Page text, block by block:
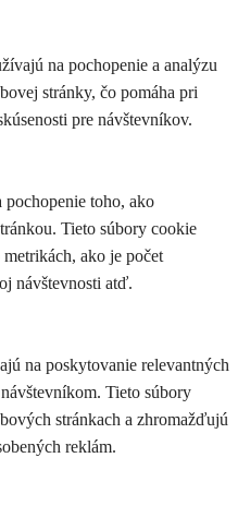
na pochopenie a analýzu
stránky, čo pomáha pri
pre návštevníkov.
toho, ako
Tieto súbory cookie
ako je počet
návštevnosti atď.
na poskytovanie relevantných
Tieto súbory
stránkach a zhromažďujú
reklám.